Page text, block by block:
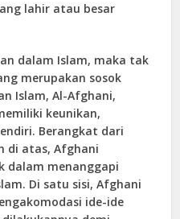
lahir atau besar
dalam Islam, maka tak
merupakan sosok
Islam, Al-Afghani,
keunikan,
Berangkat dari
di atas, Afghani
dalam menanggapi
Di satu sisi, Afghani
ide-ide